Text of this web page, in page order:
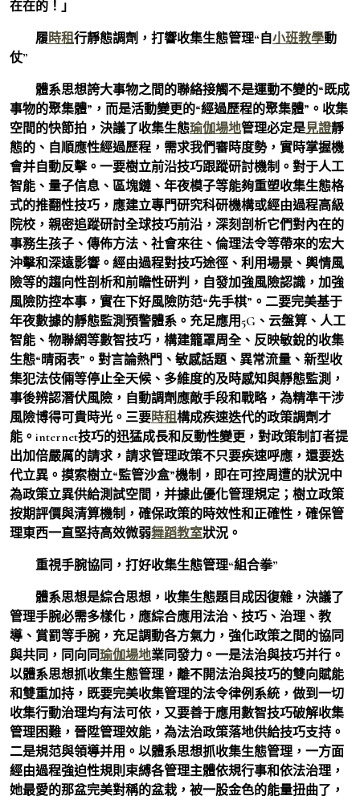
在在的！」
履時租行靜態調劑，打響收集生態管理“自小班教學動
仗”
體系思想誇大事物之間的聯絡接觸不是運動不變的“既成
事物的聚集體”，而是活動變更的“經過歷程的聚集體”。收集
空間的快節拍，決議了收集生態瑜伽場地管理必定是見證靜
態的、自順應性經過歷程，需求我們審時度勢，實時掌握機
會并自動反擊。一要樹立前沿技巧跟蹤研討機制。對于人工
智能、量子信息、區塊鏈、年夜模子等能夠重塑收集生態格
式的推翻性技巧，應建立專門研究科研機構或經由過程高級
院校，親密追蹤研討全球技巧前沿，深刻剖析它們對內在的
事務生孩子、傳佈方法、社會來往、倫理法令等帶來的宏大
沖擊和深遠影響。經由過程對技巧途徑、利用場景、輿情風
險等的趨向性剖析和前瞻性研判，自發加強風險認識，加強
風險防控本事，實在下好風險防范“先手棋”。二要完美基于
年夜數據的靜態監測預警體系。充足應用5G、云盤算、人工
智能、物聯網等數智技巧，構建籠罩周全、反映敏銳的收集
生態“晴雨表”。對言論熱門、敏感話題、異常流量、新型收
集犯法伎倆等停止全天候、多維度的及時感知與靜態監測，
事後辨認潛伏風險，自動調劑應敵手段和戰略，為精準干涉
風險博得可貴時光。三要時租構成疾速迭代的政策調劑才
能。internet技巧的迅猛成長和反動性變更，對政策制訂者提
出加倍嚴厲的請求，請求管理政策不只要疾速呼應，還要迭
代立異。摸索樹立“監管沙盒”機制，即在可控周遭的狀況中
為政策立異供給測試空間，并據此優化管理規定；樹立政策
按期評價與清算機制，確保政策的時效性和正確性，確保管
理東西一直堅持高效微弱舞蹈教室狀況。
重視手腕協同，打好收集生態管理“組合拳”
體系思想是綜合思想，收集生態題目成因復雜，決議了
管理手腕必需多樣化，應綜合應用法治、技巧、治理、教
導、賞罰等手腕，充足調動各方氣力，強化政策之間的協同
與共同，同向同瑜伽場地業同發力。一是法治與技巧并行。
以體系思想抓收集生態管理，離不開法治與技巧的雙向賦能
和雙重加持，既要完美收集管理的法令律例系統，做到一切
收集行動治理均有法可依，又要善于應用數智技巧破解收集
管理困難，晉陞管理效能，為法治政策落地供給技巧支持。
二是規范與領導并用。以體系思想抓收集生態管理，一方面
經由過程強迫性規則束縛各管理主體依規行事和依法治理，
她最愛的那盆完美對稱的盆栽，被一股金色的能量扭曲了，